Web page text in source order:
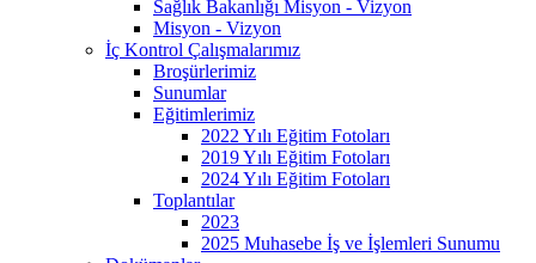
Sağlık Bakanlığı Misyon - Vizyon
Misyon - Vizyon
İç Kontrol Çalışmalarımız
Broşürlerimiz
Sunumlar
Eğitimlerimiz
2022 Yılı Eğitim Fotoları
2019 Yılı Eğitim Fotoları
2024 Yılı Eğitim Fotoları
Toplantılar
2023
2025 Muhasebe İş ve İşlemleri Sunumu